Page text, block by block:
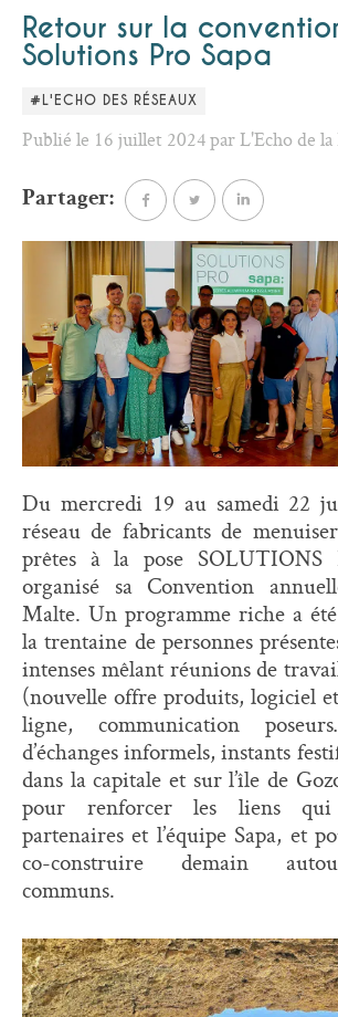
Retour sur la
Solutions Pro Sapa
#L'ECHO DES RÉSEAUX
Publié le 16 juillet 2024 par L'Echo de la
Partager:
Du mercredi 19 au samedi 22
réseau de fabricants de
prêtes à la pose SOLUTIONS
organisé sa Convention
Malte. Un programme riche a
la trentaine de personnes
intenses mêlant réunions de
(nouvelle offre produits, logiciel
ligne, communication
d’échanges informels, instants
dans la capitale et sur l’île de
pour renforcer les liens qui
partenaires et l’équipe Sapa, et
co-construire demain
communs.